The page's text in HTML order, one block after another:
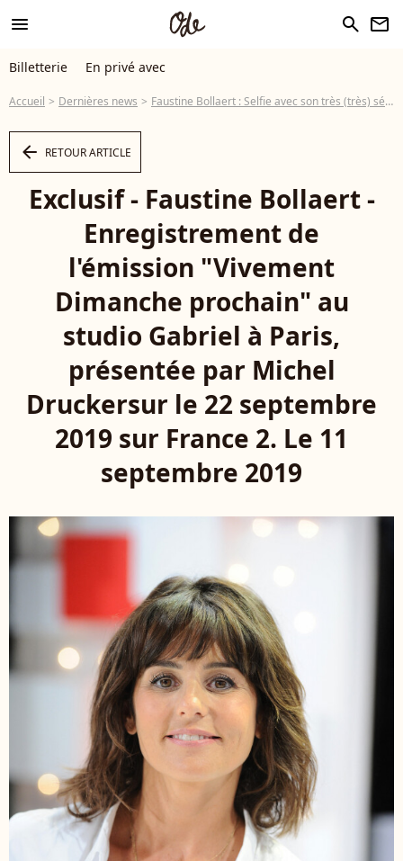
menu search newsletter
Billetterie En privé avec
Accueil Dernières news Faustine Bollaert : Selfie avec son très (très) séduisant frère, torse nu, au soleil
arrow_left RETOUR ARTICLE
Exclusif - Faustine Bollaert -
Enregistrement de
l'émission "Vivement
Dimanche prochain" au
studio Gabriel à Paris,
présentée par Michel
Druckersur le 22 septembre
2019 sur France 2. Le 11
septembre 2019